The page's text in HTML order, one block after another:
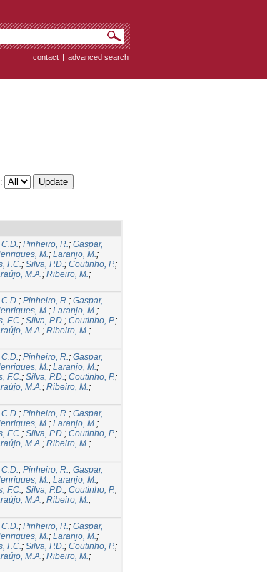
contact | advanced search
; Pinheiro, R.; Gaspar,
M.; Laranjo, M.;
F.C.; Silva, P.D.; Coutinho, P.;
M.A.; Ribeiro, M.;
; Pinheiro, R.; Gaspar,
M.; Laranjo, M.;
F.C.; Silva, P.D.; Coutinho, P.;
M.A.; Ribeiro, M.;
; Pinheiro, R.; Gaspar,
M.; Laranjo, M.;
F.C.; Silva, P.D.; Coutinho, P.;
M.A.; Ribeiro, M.;
; Pinheiro, R.; Gaspar,
M.; Laranjo, M.;
F.C.; Silva, P.D.; Coutinho, P.;
M.A.; Ribeiro, M.;
; Pinheiro, R.; Gaspar,
M.; Laranjo, M.;
F.C.; Silva, P.D.; Coutinho, P.;
M.A.; Ribeiro, M.;
; Pinheiro, R.; Gaspar,
M.; Laranjo, M.;
F.C.; Silva, P.D.; Coutinho, P.;
M.A.; Ribeiro, M.;